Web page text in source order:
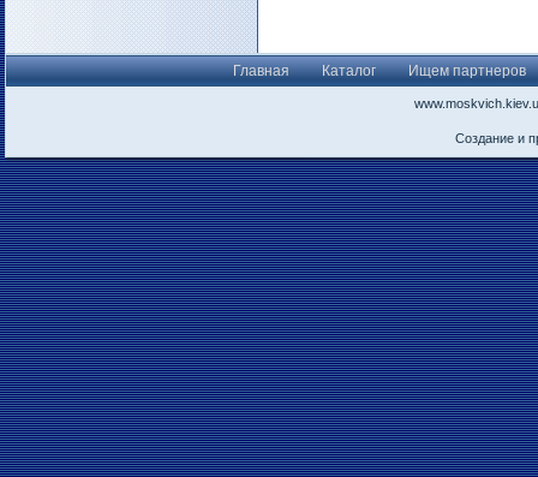
Главная Каталог Ищем партнеров
Создание и